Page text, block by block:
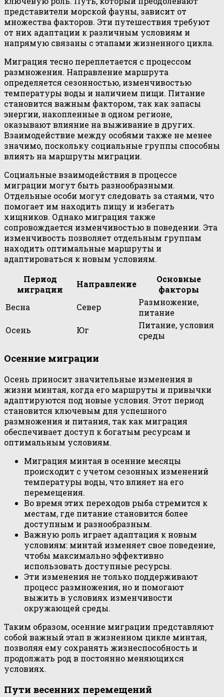
представители морской фауны, зависит от
множества факторов. Эти путешествия требуют
от них адаптации к различным условиям и
напрямую связаны с этапами жизненного цикла.
Миграция тесно переплетается с процессом
размножения. Направление маршрута
определяется сезонностью, изменчивостью
температуры воды и наличием пищи. Питание
становится важным фактором, так как запасы
энергии, накопленные в одном регионе,
оказывают влияние на выживание в других.
Взаимодействие между особями также не менее
значимо, поскольку социальные группы способны
влиять на маршруты миграции.
Социальные взаимодействия в процессе
миграции могут быть разнообразными.
Отдельные особи могут следовать за стаями, что
помогает им находить пищу и избегать
хищников. Однако миграция также
сопровождается изменчивостью в поведении. Эта
изменчивость позволяет отдельным группам
находить оптимальные маршруты и
адаптироваться к новым условиям.
Период
миграции
Направление
Основные
факторы
Весна
Север
Размножение,
питание
Осень
Юг
Питание, условия
среды
Осенние миграции
Осень приносит значительные изменения в
жизни минтая, когда его маршруты и привычки
адаптируются под новые условия. Этот период
становится ключевым для успешного
размножения и питания, так как миграция
обеспечивает доступ к богатым ресурсам и
оптимальным условиям.
Миграция минтая в осенние месяцы
происходит с учетом сезонных изменений
температуры воды, что влияет на его
перемещения.
Во время этих переходов рыба стремится к
местам, где питание становится более
доступным и разнообразным.
Важную роль играет адаптация к новым
условиям: минтай изменяет свое поведение,
чтобы максимально эффективно
использовать доступные ресурсы.
Эти изменения не только поддерживают
процесс размножения, но и помогают
выжить в условиях изменчивости
окружающей среды.
Таким образом, осенние миграции представляют
собой важный этап в жизненном цикле минтая,
позволяя ему сохранять жизнеспособность и
продолжать род в постоянно меняющихся
условиях.
Пути весенних перемещений